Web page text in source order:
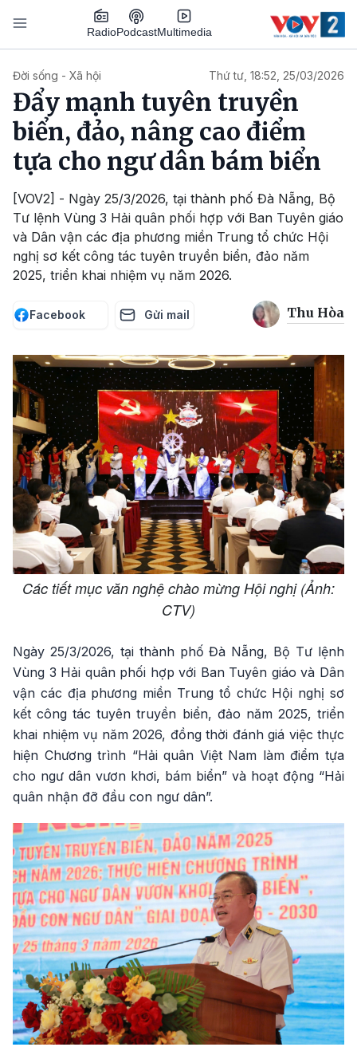
Nhảy đến nội dung
RadioPodcastMultimedia
Đời sống - Xã hội Thứ tư, 18:52, 25/03/2026
Đẩy mạnh tuyên truyền
biển, đảo, nâng cao điểm
tựa cho ngư dân bám biển
[VOV2] - Ngày 25/3/2026, tại thành phố Đà Nẵng, Bộ
Tư lệnh Vùng 3 Hải quân phối hợp với Ban Tuyên giáo
và Dân vận các địa phương miền Trung tổ chức Hội
nghị sơ kết công tác tuyên truyền biển, đảo năm
2025, triển khai nhiệm vụ năm 2026.
Facebook Gửi mail Thu Hòa
Các tiết mục văn nghệ chào mừng Hội nghị (Ảnh:
CTV)
Ngày 25/3/2026, tại thành phố Đà Nẵng, Bộ Tư lệnh
Vùng 3 Hải quân phối hợp với Ban Tuyên giáo và Dân
vận các địa phương miền Trung tổ chức Hội nghị sơ
kết công tác tuyên truyền biển, đảo năm 2025, triển
khai nhiệm vụ năm 2026, đồng thời đánh giá việc thực
hiện Chương trình “Hải quân Việt Nam làm điểm tựa
cho ngư dân vươn khơi, bám biển” và hoạt động “Hải
quân nhận đỡ đầu con ngư dân”.